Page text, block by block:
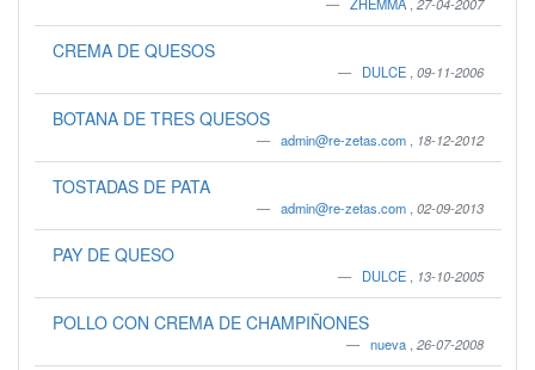
CREMA DE QUESOS
DULCE 09-11-2006
BOTANA DE TRES QUESOS
admin@re-zetas.com 18-12-2012
TOSTADAS DE PATA
admin@re-zetas.com 02-09-2013
PAY DE QUESO
DULCE 13-10-2005
POLLO CON CREMA DE CHAMPIÑONES
nueva 26-07-2008